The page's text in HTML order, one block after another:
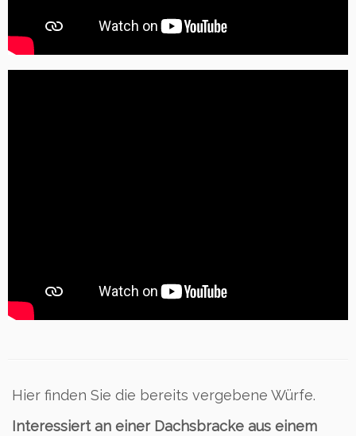
Hier finden Sie die bereits vergebene Würfe.
Interessiert an einer Dachsbracke aus einem